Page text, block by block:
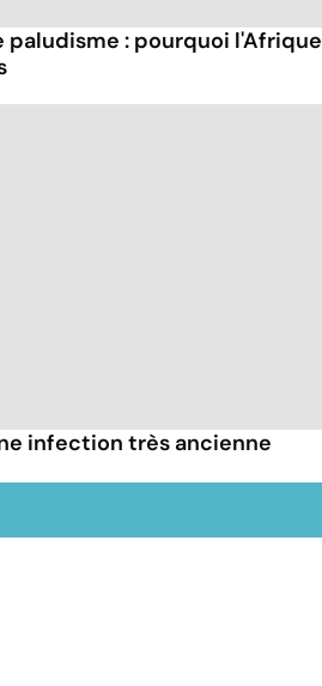
paludisme : pourquoi l'Afrique
infection très ancienne